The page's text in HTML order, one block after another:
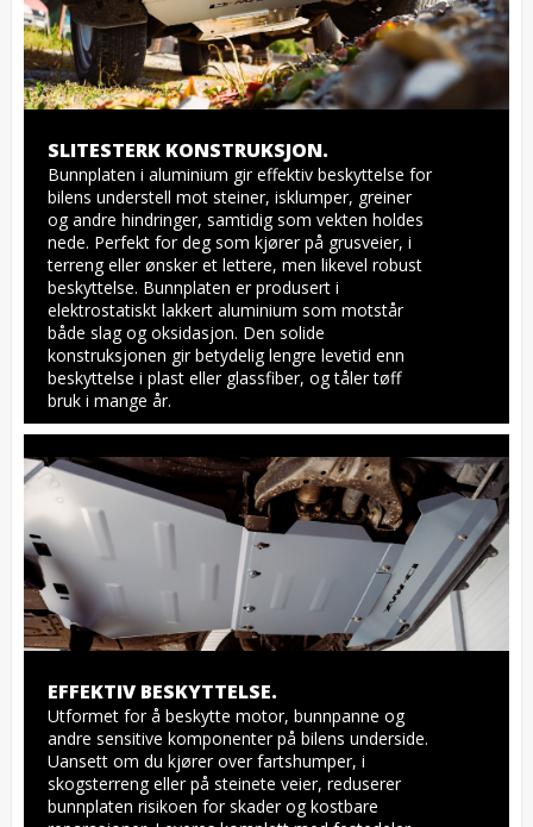
SLITESTERK KONSTRUKSJON.
Bunnplaten i aluminium gir effektiv beskyttelse for
bilens understell mot steiner, isklumper, greiner
og andre hindringer, samtidig som vekten holdes
nede. Perfekt for deg som kjører på grusveier, i
terreng eller ønsker et lettere, men likevel robust
beskyttelse. Bunnplaten er produsert i
elektrostatiskt lakkert aluminium som motstår
både slag og oksidasjon. Den solide
konstruksjonen gir betydelig lengre levetid enn
beskyttelse i plast eller glassfiber, og tåler tøff
bruk i mange år.
EFFEKTIV BESKYTTELSE.
Utformet for å beskytte motor, bunnpanne og
andre sensitive komponenter på bilens underside.
Uansett om du kjører over fartshumper, i
skogsterreng eller på steinete veier, reduserer
bunnplaten risikoen for skader og kostbare